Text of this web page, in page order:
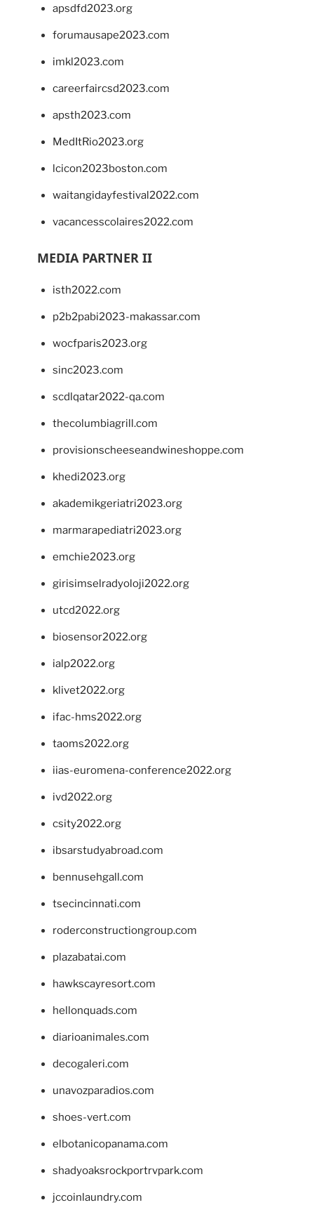
apsdfd2023.org
forumausape2023.com
imkl2023.com
careerfaircsd2023.com
apsth2023.com
MedItRio2023.org
lcicon2023boston.com
waitangidayfestival2022.com
vacancesscolaires2022.com
MEDIA PARTNER II
isth2022.com
p2b2pabi2023-makassar.com
wocfparis2023.org
sinc2023.com
scdlqatar2022-qa.com
thecolumbiagrill.com
provisionscheeseandwineshoppe.com
khedi2023.org
akademikgeriatri2023.org
marmarapediatri2023.org
emchie2023.org
girisimselradyoloji2022.org
utcd2022.org
biosensor2022.org
ialp2022.org
klivet2022.org
ifac-hms2022.org
taoms2022.org
iias-euromena-conference2022.org
ivd2022.org
csity2022.org
ibsarstudyabroad.com
bennusehgall.com
tsecincinnati.com
roderconstructiongroup.com
plazabatai.com
hawkscayresort.com
hellonquads.com
diarioanimales.com
decogaleri.com
unavozparadios.com
shoes-vert.com
elbotanicopanama.com
shadyoaksrockportrvpark.com
jccoinlaundry.com